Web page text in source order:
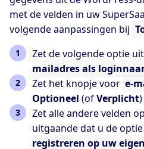
met de velden in uw
volgende aanpassingen bij
Zet de volgende optie
mailadres als
Zet het knopje voor e-
Optioneel (ofVerplicht)
Zet alle andere velden op
uitgaande dat u de optie
registreren op uw